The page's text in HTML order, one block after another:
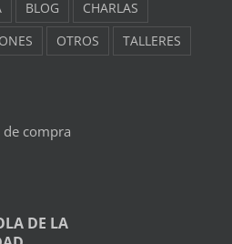
BLOG
CHARLAS
OTROS TALLERES
compra
DE LA